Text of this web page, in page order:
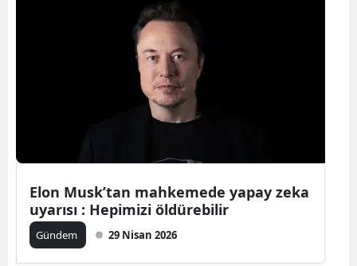
Yalova
Elon Musk’tan mahkemede yapay zeka
uyarısı : Hepimizi öldürebilir
Gündem 29 Nisan 2026